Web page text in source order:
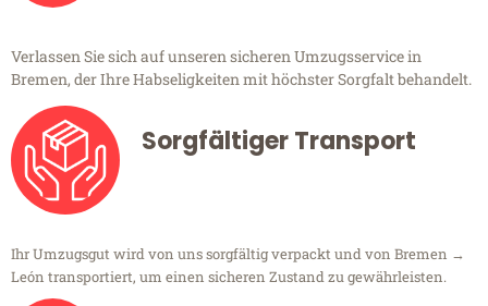
Verlassen Sie sich auf unseren sicheren Umzugsservice in
Bremen, der Ihre Habseligkeiten mit höchster Sorgfalt behandelt.
Sorgfältiger Transport
Ihr Umzugsgut wird von uns sorgfältig verpackt und von Bremen →
León transportiert, um einen sicheren Zustand zu gewährleisten.